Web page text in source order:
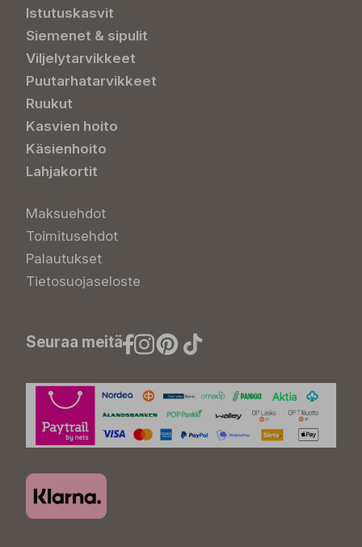
Istutuskasvit
Siemenet & sipulit
Viljelytarvikkeet
Puutarhatarvikkeet
Ruukut
Kasvien hoito
Käsienhoito
Lahjakortit
Maksuehdot
Toimitusehdot
Palautukset
Tietosuojaseloste
Seuraa meitä